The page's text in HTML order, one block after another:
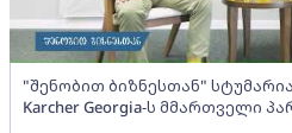
"შენობით ბიზნესთან"
Karcher Georgia-ს მმართველი